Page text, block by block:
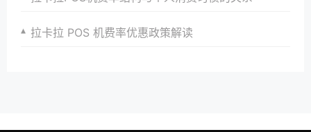
拉卡拉 POS 机费率优惠政策解读